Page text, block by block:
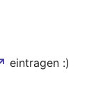
eintragen :)